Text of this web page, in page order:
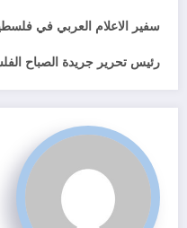
سفير الاعلام العربي في
رئيس تحرير جريدة الصباح